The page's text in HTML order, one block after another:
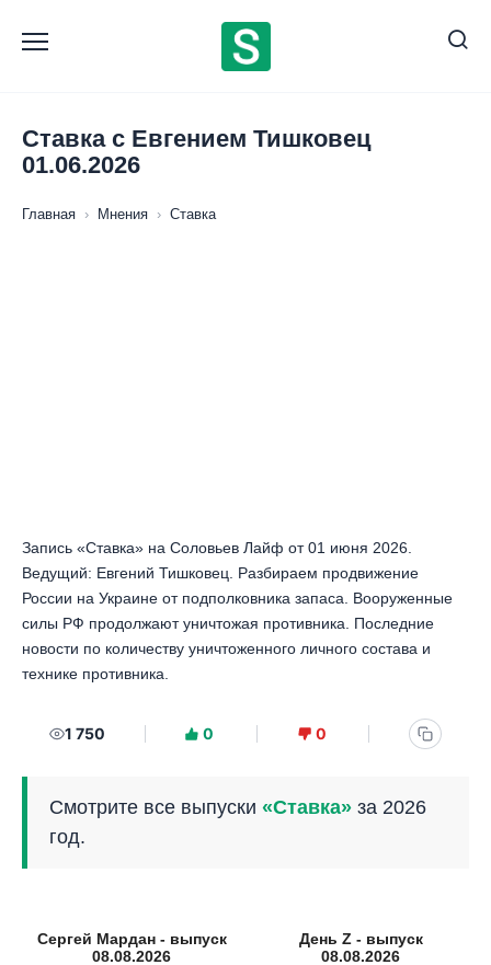
содержанию
Ставка с Евгением Тишковец
01.06.2026
Главная › Мнения › Ставка
Запись «Ставка» на Соловьев Лайф от 01 июня 2026.
Ведущий: Евгений Тишковец. Разбираем продвижение
России на Украине от подполковника запаса. Вооруженные
силы РФ продолжают уничтожая противника. Последние
новости по количеству уничтоженного личного состава и
технике противника.
1 750 0 0
Смотрите все выпуски «Ставка» за 2026
год.
Сергей Мардан - выпуск
08.08.2026
День Z - выпуск
08.08.2026